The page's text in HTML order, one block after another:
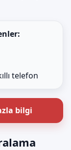
telefon
bilgi